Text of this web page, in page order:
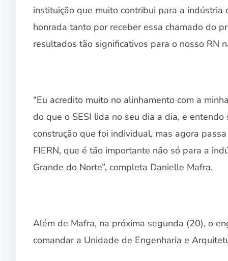
instituição que muito contribui para a
honrada tanto por receber essa chamado do
resultados tão significativos para o nosso RN
“Eu acredito muito no alinhamento com a
do que o SESI lida no seu dia a dia, e
construção que foi individual, mas agora
FIERN, que é tão importante não só para a
Grande do Norte”, completa Danielle Mafra.
Além de Mafra, na próxima segunda (20), o
comandar a Unidade de Engenharia e